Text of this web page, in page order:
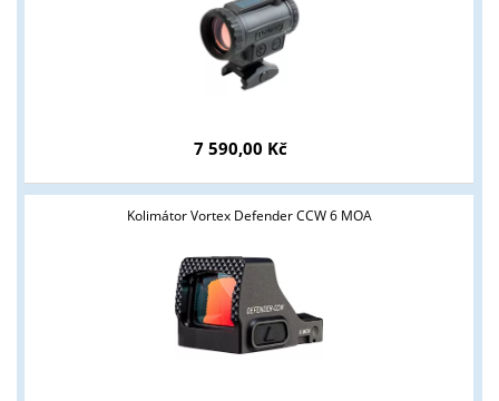
7 590,00 Kč
Kolimátor Vortex Defender CCW 6 MOA